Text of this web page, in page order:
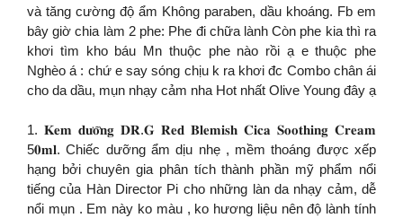
và tăng cường độ ẩm Không paraben, dầu khoáng. Fb em
bây giờ chia làm 2 phe: Phe đi chữa lành Còn phe kia thì ra
khơi tìm kho báu Mn thuộc phe nào rồi ạ e thuộc phe
Nghèo á : chứ e say sóng chịu k ra khơi đc Combo chân ái
cho da dầu, mụn nhạy cảm nha Hot nhất Olive Young đây ạ
1. 𝐊𝐞𝐦 𝐝𝐮̛𝐨̛̃𝐧𝐠 𝐃𝐑.𝐆 𝐑𝐞𝐝 𝐁𝐥𝐞𝐦𝐢𝐬𝐡 𝐂𝐢𝐜𝐚 𝐒𝐨𝐨𝐭𝐡𝐢𝐧𝐠 𝐂𝐫𝐞𝐚𝐦
5𝟎𝐦𝐥. Chiếc dưỡng ẩm dịu nhẹ , mềm thoáng được xếp
hạng bởi chuyên gia phân tích thành phần mỹ phẩm nổi
tiếng của Hàn Director Pi cho những làn da nhạy cảm, dễ
nổi mụn . Em này ko màu , ko hương liệu nên độ lành tính